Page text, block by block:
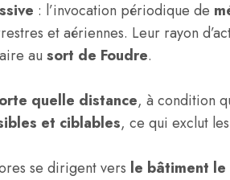
: l’invocation périodique de
et aériennes. Leur rayon
au sort de Foudre.
quelle distance, à condition
et ciblables, ce qui exclut
se dirigent vers le bâtiment le